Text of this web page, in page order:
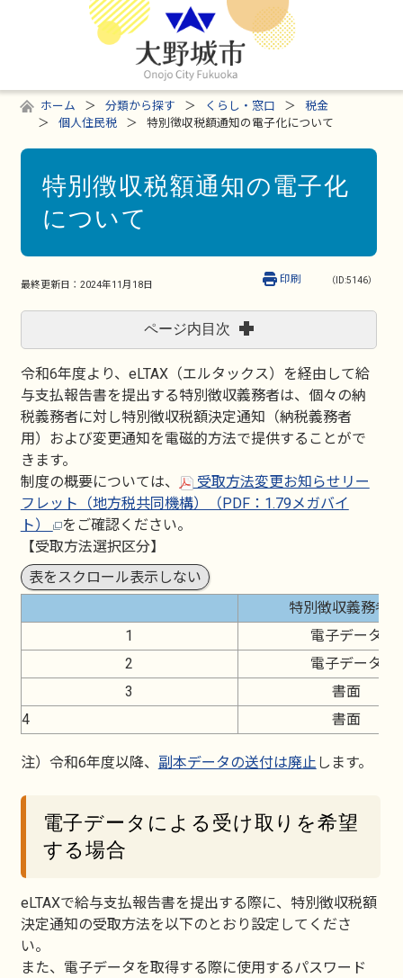
ホーム 分類から探す くらし・窓口
税金
個人住民税
特別徴収税額通知の電子化について
特別徴収税額通知の電子化
について
最終更新日： 2024年11月18日 （ID:5146）
印刷
ページ内目次
令和6年度より、eLTAX（エルタックス）を経由して給
与支払報告書を提出する特別徴収義務者は、個々の納
税義務者に対し特別徴収税額決定通知（納税義務者
用）および変更通知を電磁的方法で提供することがで
きます。
制度の概要については、
受取方法変更お知らせリー
フレット（地方税共同機構）（PDF：1.79メガバイ
ト）
をご確認ください。
【受取方法選択区分】
表をスクロール表示しない
特別徴収義務者用
1
電子データ
2
電子データ
3
書面
4
書面
注）令和6年度以降、 副本データの送付は廃止 します。
電子データによる受け取りを希望
する場合
eLTAXで給与支払報告書を提出する際に、特別徴収税額
決定通知の受取方法を以下のとおり設定してくださ
い。
また、電子データを取得する際に使用するパスワード